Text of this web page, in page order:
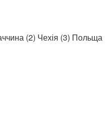
(2) Чехія (3) Польща